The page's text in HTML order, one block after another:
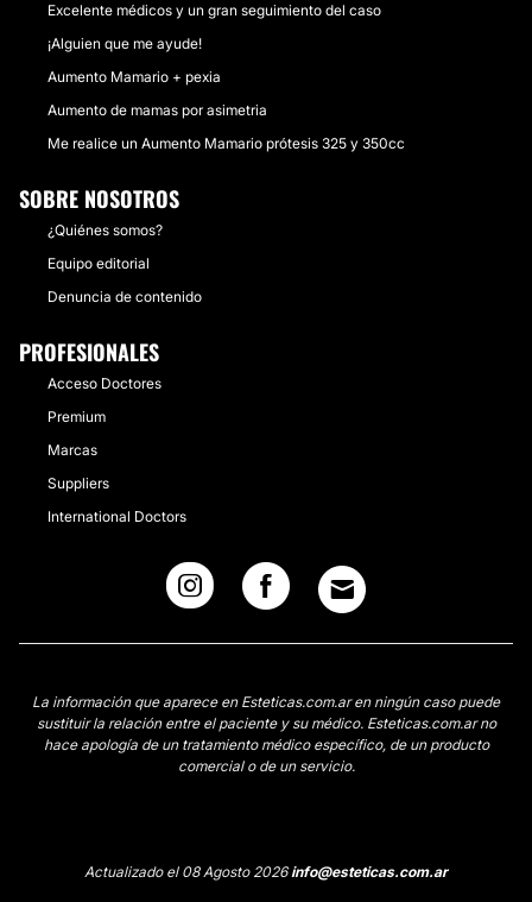
Excelente médicos y un gran seguimiento del caso
¡Alguien que me ayude!
Aumento Mamario + pexia
Aumento de mamas por asimetria
Me realice un Aumento Mamario prótesis 325 y 350cc
SOBRE NOSOTROS
¿Quiénes somos?
Equipo editorial
Denuncia de contenido
PROFESIONALES
Acceso Doctores
Premium
Marcas
Suppliers
International Doctors
La información que aparece en Esteticas.com.ar en ningún caso puede
sustituir la relación entre el paciente y su médico. Esteticas.com.ar no
hace apología de un tratamiento médico específico, de un producto
comercial o de un servicio.
Actualizado el 08 Agosto 2026info@esteticas.com.ar